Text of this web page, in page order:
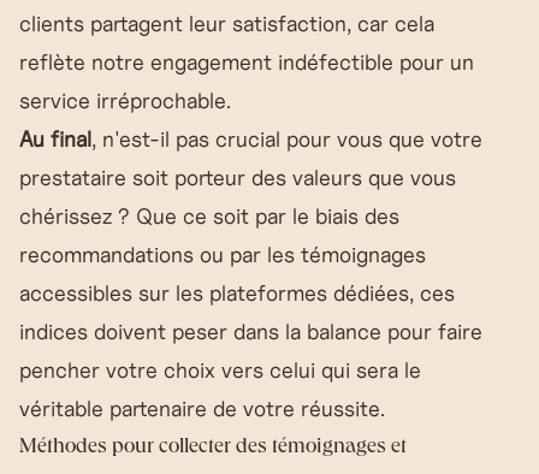
clients partagent leur satisfaction, car cela
reflète notre engagement indéfectible pour un
service irréprochable.
Au final, n'est-il pas crucial pour vous que votre
prestataire soit porteur des valeurs que vous
chérissez ? Que ce soit par le biais des
recommandations ou par les témoignages
accessibles sur les plateformes dédiées, ces
indices doivent peser dans la balance pour faire
pencher votre choix vers celui qui sera le
véritable partenaire de votre réussite.
Méthodes pour collecter des témoignages et